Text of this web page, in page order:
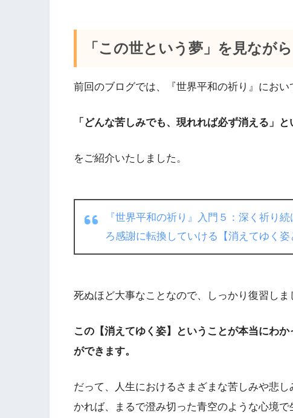
「この世という夢」を見なが
前回のブログでは、『世界平和の祈り』におい
「どんな苦しみでも、現れれば必ず消える」と
をご紹介いたしました。
『世界平和の祈り』入門５：深く祈り
ろ感謝に転換していける【消えてゆく姿
死ぬほど大事なことなので、しっかり復習しま
この【消えてゆく姿】ということが本当にわ
ができます。
だって、人生におけるさまざまな苦しみや悲
かれば、まるで澄み切った青空のような心境で